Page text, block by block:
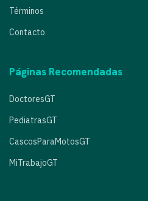
Términos
Contacto
Páginas Recomendadas
DoctoresGT
PediatrasGT
CascosParaMotosGT
MiTrabajoGT